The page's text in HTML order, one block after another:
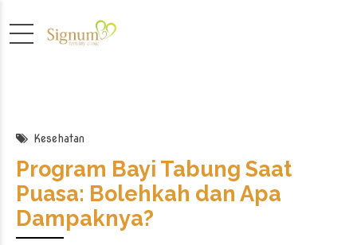
Kesehatan
Program Bayi Tabung Saat
Puasa: Bolehkah dan Apa
Dampaknya?